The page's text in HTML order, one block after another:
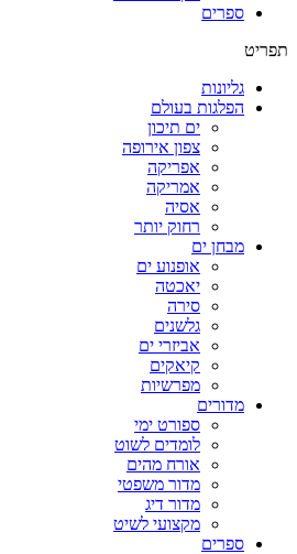
ספרים
תפריט
גליונות
הפלגות בעולם
ים תיכון
צפון אירופה
אפריקה
אמריקה
אסיה
רחוק יותר
מבחן ים
אופנוע ים
יאכטה
סירה
גלשנים
אביזרי ים
קיאקים
מפרשיות
מדורים
ספורט ימי
לומדים לשוט
אורח מהים
מדור משפטי
מדור דיג
מקצועי לשיט
ספרים